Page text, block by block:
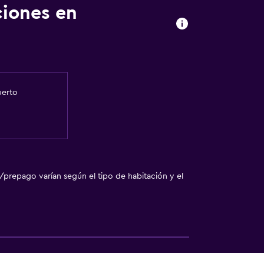
en
prepago varían según el tipo de habitación y el